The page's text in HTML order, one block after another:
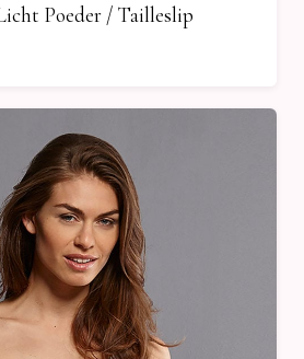
Poeder / Tailleslip